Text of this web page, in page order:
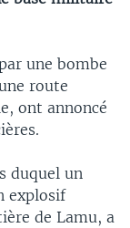
une bombe
route
ont annoncé
duquel un
explosif
de Lamu, a